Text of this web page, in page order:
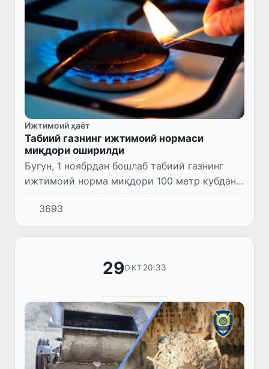
Ижтимоий ҳаёт
Табиий газнинг ижтимоий нормаси
миқдори оширилди
Бугун, 1 ноябрдан бошлаб табиий газнинг
ижтимоий норма миқдори 100 метр кубдан
500 метр кубгача оширилди.
3693
29ОКТ 20:33